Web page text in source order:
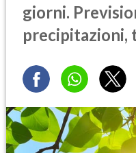
giorni.
precipitazioni,